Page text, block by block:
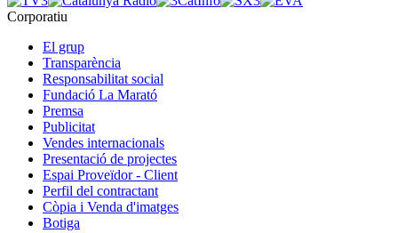
Corporatiu
El grup
Transparència
Responsabilitat social
Fundació La Marató
Premsa
Publicitat
Vendes internacionals
Presentació de projectes
Espai Proveïdor - Client
Perfil del contractant
Còpia i Venda d'imatges
Botiga